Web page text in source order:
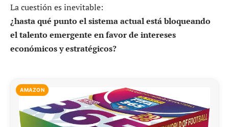
La cuestión es inevitable:
¿hasta qué punto el sistema actual está bloqueando
el talento emergente en favor de intereses
económicos y estratégicos?
AMAZON